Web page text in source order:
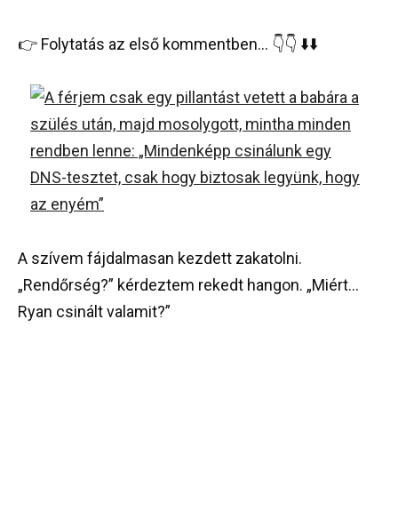
👉 Folytatás az első kommentben… 👇👇 ⬇️⬇️
A szívem fájdalmasan kezdett zakatolni.
„Rendőrség?” kérdeztem rekedt hangon. „Miért…
Ryan csinált valamit?”